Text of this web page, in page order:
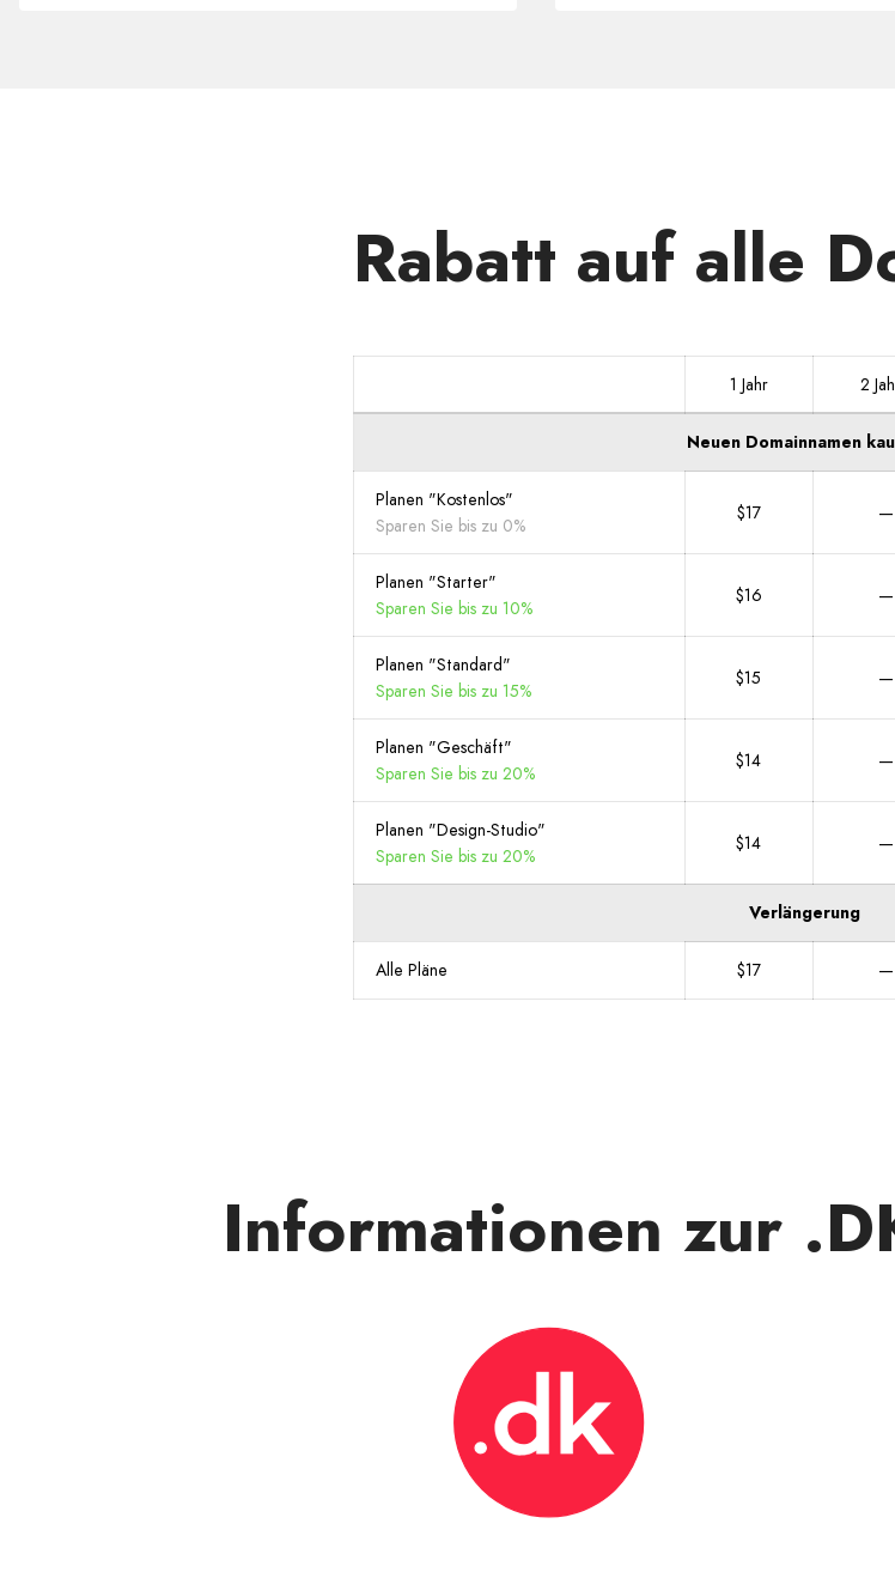
Rabatt auf alle
1 Jahr 2
Neuen Domainnamen
Planen "Kostenlos"
Sparen Sie bis zu 0%
$17 —
Planen "Starter"
Sparen Sie bis zu 10%
$16 —
Planen "Standard"
Sparen Sie bis zu 15%
$15 —
Planen "Geschäft"
Sparen Sie bis zu 20%
$14 —
Planen "Design-Studio"
Sparen Sie bis zu 20%
$14 —
Verlängerung
Alle Pläne $17 —
Informationen zur